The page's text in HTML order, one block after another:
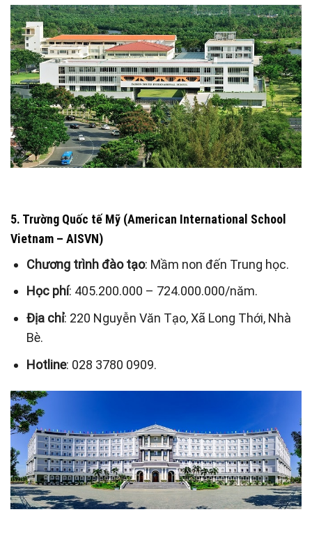
5. Trường Quốc tế Mỹ (American International School
Vietnam – AISVN)
Chương trình đào tạo: Mầm non đến Trung học.
Học phí: 405.200.000 – 724.000.000/năm.
Địa chỉ: 220 Nguyễn Văn Tạo, Xã Long Thới, Nhà
Bè.
Hotline: 028 3780 0909.